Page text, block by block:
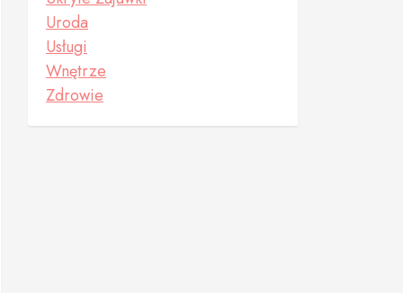
Uroda
Usługi
Wnętrze
Zdrowie